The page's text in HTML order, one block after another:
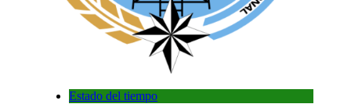
Estado del tiempo